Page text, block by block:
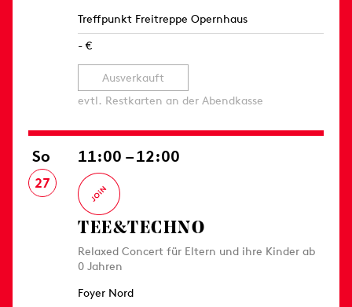
Treffpunkt Freitreppe Opernhaus
- €
Ausverkauft
evtl. Restkarten an der Abendkasse
So
27
11:00 – 12:00
TEE&TECHNO
Relaxed Concert für Eltern und ihre Kinder ab
0 Jahren
Foyer Nord